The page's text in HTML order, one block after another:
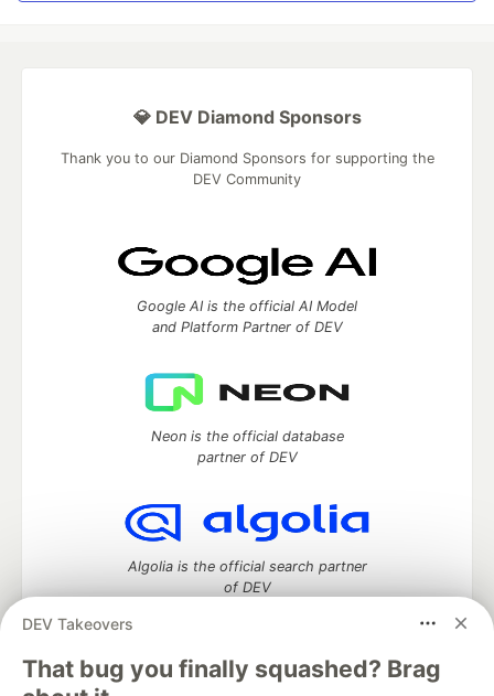
DEV Takeovers
That bug you finally squashed? Brag
💎 DEV Diamond Sponsors
Thank you to our Diamond Sponsors for supporting the
DEV Community
Google AI is the official AI Model
and Platform Partner of DEV
Neon is the official database
partner of DEV
Algolia is the official search partner
of DEV
DEV Community